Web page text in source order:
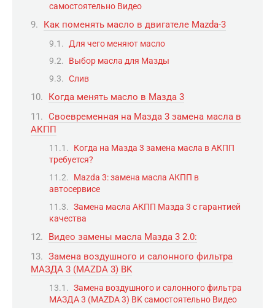
самостоятельно Видео
Как поменять масло в двигателе Mazda-3
Для чего меняют масло
Выбор масла для Мазды
Слив
Когда менять масло в Мазда 3
Своевременная на Мазда 3 замена масла в
АКПП
Когда на Мазда 3 замена масла в АКПП
требуется?
Mazda 3: замена масла АКПП в
автосервисе
Замена масла АКПП Мазда 3 с гарантией
качества
Видео замены масла Мазда 3 2.0:
Замена воздушного и салонного фильтра
МАЗДА 3 (MAZDA 3) BK
Замена воздушного и салонного фильтра
МАЗДА 3 (MAZDA 3) BK самостоятельно Видео